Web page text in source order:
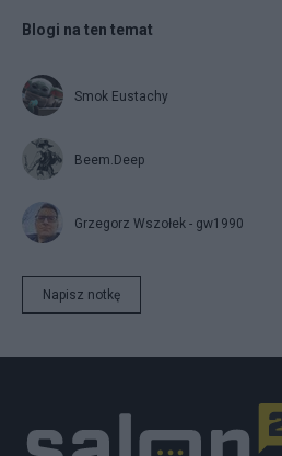
Blogi na ten temat
Smok Eustachy
Beem.Deep
Grzegorz Wszołek - gw1990
Napisz notkę